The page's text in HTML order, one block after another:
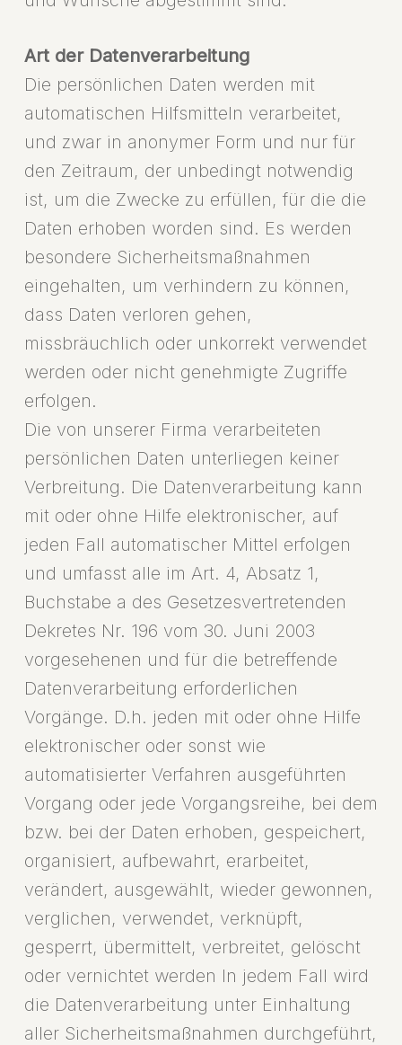
Art der Datenverarbeitung
Die persönlichen Daten werden mit
automatischen Hilfsmitteln verarbeitet,
und zwar in anonymer Form und nur für
den Zeitraum, der unbedingt notwendig
ist, um die Zwecke zu erfüllen, für die die
Daten erhoben worden sind. Es werden
besondere Sicherheitsmaßnahmen
eingehalten, um verhindern zu können,
dass Daten verloren gehen,
missbräuchlich oder unkorrekt verwendet
werden oder nicht genehmigte Zugriffe
erfolgen.
Die von unserer Firma verarbeiteten
persönlichen Daten unterliegen keiner
Verbreitung. Die Datenverarbeitung kann
mit oder ohne Hilfe elektronischer, auf
jeden Fall automatischer Mittel erfolgen
und umfasst alle im Art. 4, Absatz 1,
Buchstabe a des Gesetzesvertretenden
Dekretes Nr. 196 vom 30. Juni 2003
vorgesehenen und für die betreffende
Datenverarbeitung erforderlichen
Vorgänge. D.h. jeden mit oder ohne Hilfe
elektronischer oder sonst wie
automatisierter Verfahren ausgeführten
Vorgang oder jede Vorgangsreihe, bei dem
bzw. bei der Daten erhoben, gespeichert,
organisiert, aufbewahrt, erarbeitet,
verändert, ausgewählt, wieder gewonnen,
verglichen, verwendet, verknüpft,
gesperrt, übermittelt, verbreitet, gelöscht
oder vernichtet werden In jedem Fall wird
die Datenverarbeitung unter Einhaltung
aller Sicherheitsmaßnahmen durchgeführt,